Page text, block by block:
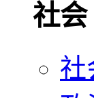
社会
社